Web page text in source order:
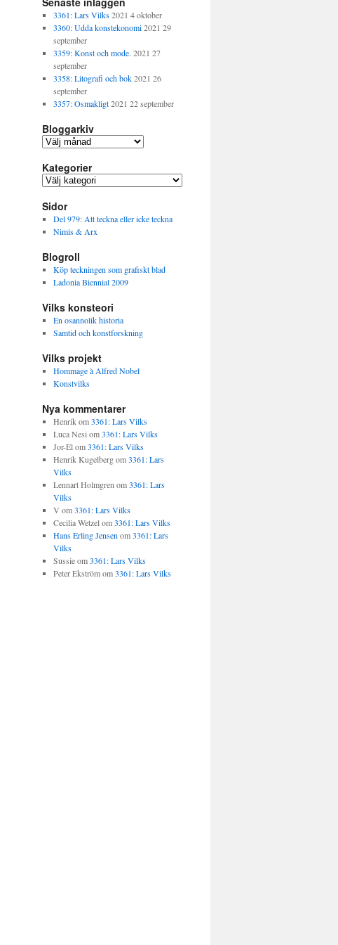
3361: Lars Vilks 2021 4 oktober
3360: Udda konstekonomi 2021 29
september
3359: Konst och mode. 2021 27
september
3358: Litografi och bok 2021 26
september
3357: Osmakligt 2021 22 september
Bloggarkiv
B
o
g
a
r
k
v
Kategorier
K
t
e
g
r
i
e
Sidor
Del 979: Att teckna eller icke teckna
Nimis & Arx
Blogroll
Köp teckningen som grafiskt blad
Ladonia Biennial 2009
Vilks konsteori
En osannolik historia
Samtid och konstforskning
Vilks projekt
Hommage à Alfred Nobel
Konstvilks
Nya kommentarer
Henrikom3361: Lars Vilks
Luca Nesi om3361: Lars Vilks
Jor-Elom3361: Lars Vilks
Henrik Kugelbergom3361: Lars
Vilks
Lennart Holmgren om3361: Lars
Vilks
V om3361: Lars Vilks
Cecilia Wetzelom3361: Lars Vilks
Hans Erling Jensen om3361: Lars
Vilks
Sussieom3361: Lars Vilks
Peter Ekströmom3361: Lars Vilks